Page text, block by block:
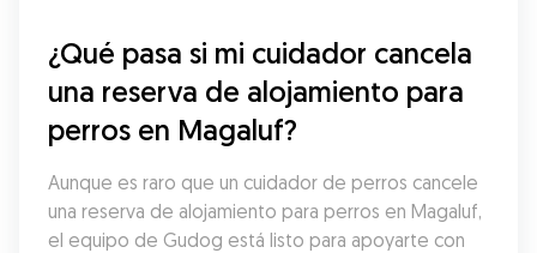
¿Qué pasa si mi cuidador cancela
una reserva de alojamiento para
perros en Magaluf?
Aunque es raro que un cuidador de perros cancele
una reserva de alojamiento para perros en Magaluf,
el equipo de Gudog está listo para apoyarte con